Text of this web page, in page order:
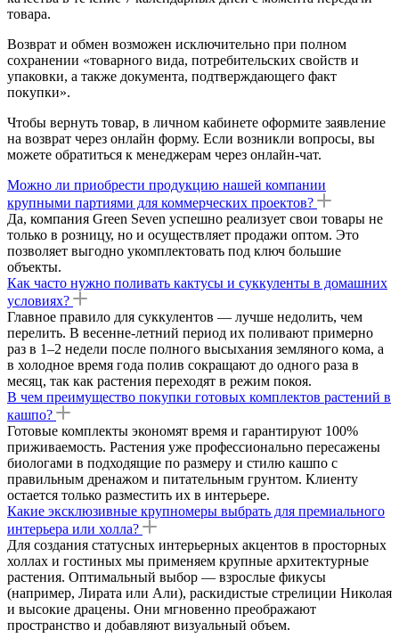
товара.
Возврат и обмен возможен исключительно при полном
сохранении «товарного вида, потребительских свойств и
упаковки, а также документа, подтверждающего факт
покупки».
Чтобы вернуть товар, в личном кабинете оформите заявление
на возврат через онлайн форму. Если возникли вопросы, вы
можете обратиться к менеджерам через онлайн-чат.
Можно ли приобрести продукцию нашей компании
крупными партиями для коммерческих проектов?
Да, компания Green Seven успешно реализует свои товары не
только в розницу, но и осуществляет продажи оптом. Это
позволяет выгодно укомплектовать под ключ большие
объекты.
Как часто нужно поливать кактусы и суккуленты в домашних
условиях?
Главное правило для суккулентов — лучше недолить, чем
перелить. В весенне-летний период их поливают примерно
раз в 1–2 недели после полного высыхания земляного кома, а
в холодное время года полив сокращают до одного раза в
месяц, так как растения переходят в режим покоя.
В чем преимущество покупки готовых комплектов растений в
кашпо?
Готовые комплекты экономят время и гарантируют 100%
приживаемость. Растения уже профессионально пересажены
биологами в подходящие по размеру и стилю кашпо с
правильным дренажом и питательным грунтом. Клиенту
остается только разместить их в интерьере.
Какие эксклюзивные крупномеры выбрать для премиального
интерьера или холла?
Для создания статусных интерьерных акцентов в просторных
холлах и гостиных мы применяем крупные архитектурные
растения. Оптимальный выбор — взрослые фикусы
(например, Лирата или Али), раскидистые стрелиции Николая
и высокие драцены. Они мгновенно преображают
пространство и добавляют визуальный объем.